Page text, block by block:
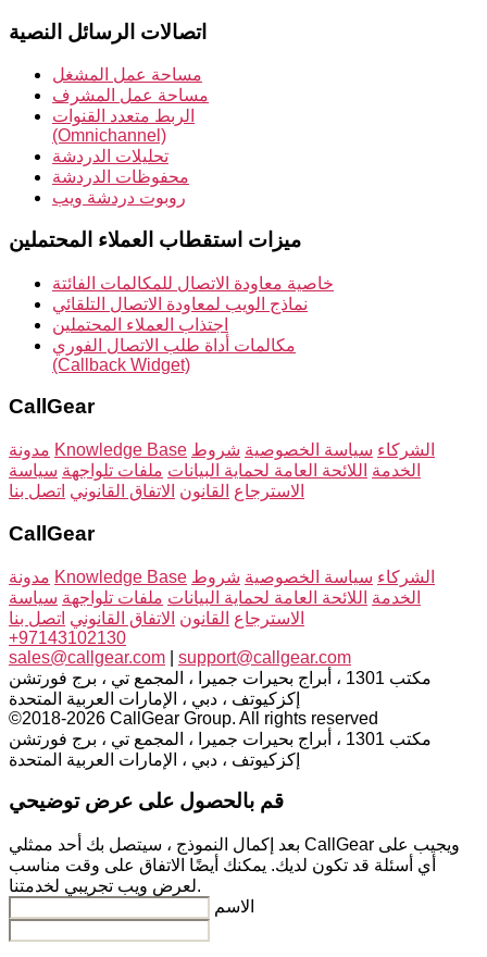
اتصالات الرسائل النصية
مساحة عمل المشغل
مساحة عمل المشرف
الربط متعدد القنوات
(Omnichannel)
تحليلات الدردشة
محفوظات الدردشة
روبوت دردشة ويب
ميزات استقطاب العملاء المحتملين
خاصية معاودة الاتصال للمكالمات الفائتة
نماذج الويب لمعاودة الاتصال التلقائي
اجتذاب العملاء المحتملين
مكالمات أداة طلب الاتصال الفوري
(Callback Widget)
CallGear
مدونة Knowledge Base الشركاء سياسة الخصوصية شروط
الخدمة اللائحة العامة لحماية البيانات ملفات تلواجهة سياسة
الاسترجاع القانون الاتفاق القانوني اتصل بنا
CallGear
مدونة Knowledge Base الشركاء سياسة الخصوصية شروط
الخدمة اللائحة العامة لحماية البيانات ملفات تلواجهة سياسة
الاسترجاع القانون الاتفاق القانوني اتصل بنا
+97143102130
sales@callgear.com
support@callgear.com
مكتب 1301 ، أبراج بحيرات جميرا ، المجمع تي ، برج فورتشن
إكزكيوتف ، دبي ، الإمارات العربية المتحدة
©2018-2026 CallGear Group. All rights reserved
مكتب 1301 ، أبراج بحيرات جميرا ، المجمع تي ، برج فورتشن
إكزكيوتف ، دبي ، الإمارات العربية المتحدة
قم بالحصول على عرض توضيحي
بعد إكمال النموذج ، سيتصل بك أحد ممثلي CallGear ويجيب على
أي أسئلة قد تكون لديك. يمكنك أيضًا الاتفاق على وقت مناسب
لعرض ويب تجريبي لخدمتنا.
الاسم